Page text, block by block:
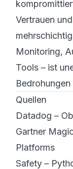
Vertrauen
Monitoring,
Tools – ist
Quellen
Datadog –
Gartner
Platforms
Safety –